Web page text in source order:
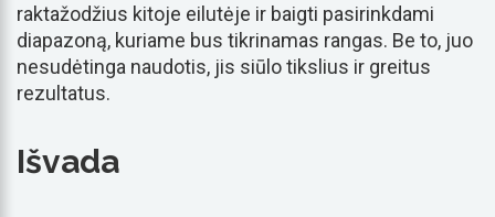
raktažodžius kitoje eilutėje ir baigti pasirinkdami
diapazoną, kuriame bus tikrinamas rangas. Be to, juo
nesudėtinga naudotis, jis siūlo tikslius ir greitus
rezultatus.
Išvada